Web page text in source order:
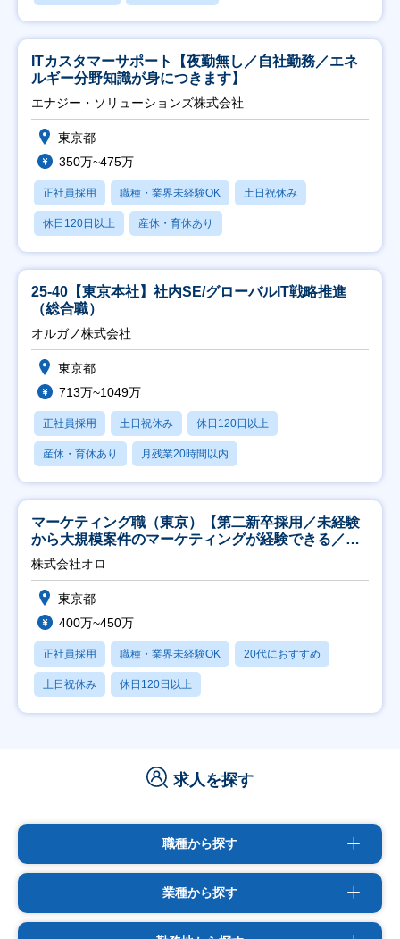
ITカスタマーサポート【夜勤無し／自社勤務／エネ
ルギー分野知識が身につきます】
エナジー・ソリューションズ株式会社
東京都
350万~475万
正社員採用 職種・業界未経験OK 土日祝休み
休日120日以上 産休・育休あり
25-40【東京本社】社内SE/グローバルIT戦略推進
（総合職）
オルガノ株式会社
東京都
713万~1049万
正社員採用 土日祝休み 休日120日以上
産休・育休あり 月残業20時間以内
マーケティング職（東京）【第二新卒採用／未経験
から大規模案件のマーケティングが経験できる／研
修充実】
株式会社オロ
東京都
400万~450万
正社員採用 職種・業界未経験OK 20代におすすめ
土日祝休み 休日120日以上
求人を探す
職種から探す
業種から探す